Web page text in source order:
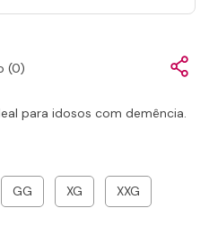
(0)
para idosos com demência.
GG XG XXG